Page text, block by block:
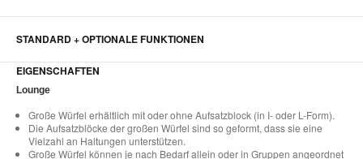
STANDARD + OPTIONALE FUNKTIONEN
EIGENSCHAFTEN
Lounge​
Große Würfel erhältlich mit oder ohne Aufsatzblock (in I- oder L-Form)​.
Die Aufsatzblöcke der großen Würfel sind so geformt, dass sie eine
Vielzahl an Haltungen unterstützen​.
Große Würfel können je nach Bedarf allein oder in Gruppen angeordnet